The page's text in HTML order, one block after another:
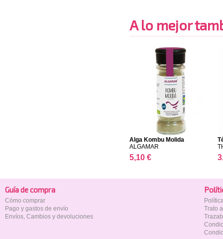
A lo mejor
Alga Kombu Molida
ALGAMAR
5,10 €
Guía de compra
Cómo comprar
Pago y gastos de envío
Envíos, Cambios y devoluciones
Trato